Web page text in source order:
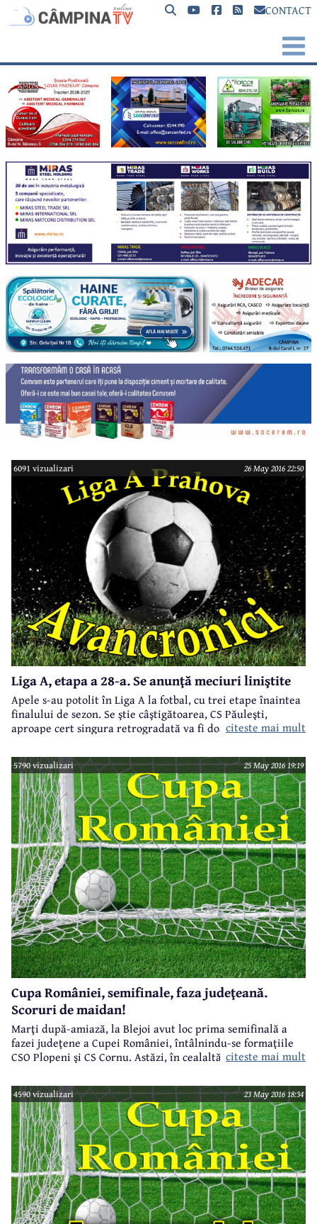
CONTACT
6091 vizualizari 26 May 2016 22:50
Liga A, etapa a 28-a. Se anunţă meciuri liniştite
Apele s-au potolit în Liga A la fotbal, cu trei etape înaintea
finalului de sezon. Se ştie câştigătoarea, CS Păuleşti,
aproape cert singura retrogradată va fi doar Găzarul
sportivă.
citeste mai mult
5790 vizualizari 25 May 2016 19:19
Cupa României, semifinale, faza judeţeană.
Scoruri de maidan!
Marţi după-amiază, la Blejoi avut loc prima semifinală a
fazei judeţene a Cupei României, întâlnindu-se formaţiile
CSO Plopeni şi CS Cornu. Astăzi, în cealaltă semifinală s-au
citeste mai mult
4590 vizualizari 23 May 2016 18:34